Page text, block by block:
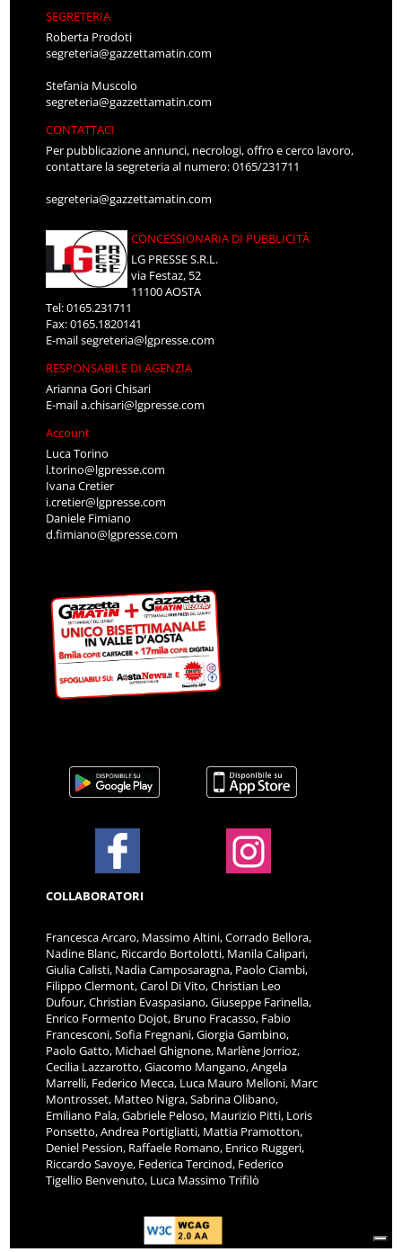
SEGRETERIA
Roberta Prodoti
segreteria@gazzettamatin.com
Stefania Muscolo
segreteria@gazzettamatin.com
CONTATTACI
Per pubblicazione annunci, necrologi, offro e cerco lavoro,
contattare la segreteria al numero: 0165/231711
segreteria@gazzettamatin.com
CONCESSIONARIA DI PUBBLICITÀ
LG PRESSE S.R.L.
via Festaz, 52
11100 AOSTA
Tel: 0165.231711
Fax: 0165.1820141
E-mailsegreteria@lgpresse.com
RESPONSABILE DI AGENZIA
Arianna Gori Chisari
E-maila.chisari@lgpresse.com
Account
Luca Torino
l.torino@lgpresse.com
Ivana Cretier
i.cretier@lgpresse.com
Daniele Fimiano
d.fimiano@lgpresse.com
COLLABORATORI
Francesca Arcaro, Massimo Altini, Corrado Bellora,
Nadine Blanc, Riccardo Bortolotti, Manila Calipari,
Giulia Calisti, Nadia Camposaragna, Paolo Ciambi,
Filippo Clermont, Carol Di Vito, Christian Leo
Dufour, Christian Evaspasiano, Giuseppe Farinella,
Enrico Formento Dojot, Bruno Fracasso, Fabio
Francesconi, Sofia Fregnani, Giorgia Gambino,
Paolo Gatto, Michael Ghignone, Marlène Jorrioz,
Cecilia Lazzarotto, Giacomo Mangano, Angela
Marrelli, Federico Mecca, Luca Mauro Melloni, Marc
Montrosset, Matteo Nigra, Sabrina Olibano,
Emiliano Pala, Gabriele Peloso, Maurizio Pitti, Loris
Ponsetto, Andrea Portigliatti, Mattia Pramotton,
Deniel Pession, Raffaele Romano, Enrico Ruggeri,
Riccardo Savoye, Federica Tercinod, Federico
Tigellio Benvenuto, Luca Massimo Trifilò